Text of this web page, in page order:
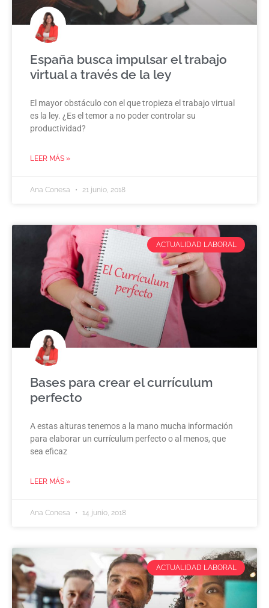
España busca impulsar el trabajo
virtual a través de la ley
El mayor obstáculo con el que tropieza el trabajo virtual
es la ley. ¿Es el temor a no poder controlar su
productividad?
LEER MÁS »
Ana Conesa 21 junio, 2018
ACTUALIDAD LABORAL
Bases para crear el currículum
perfecto
A estas alturas tenemos a la mano mucha información
para elaborar un currículum perfecto o al menos, que
sea eficaz
LEER MÁS »
Ana Conesa 14 junio, 2018
ACTUALIDAD LABORAL